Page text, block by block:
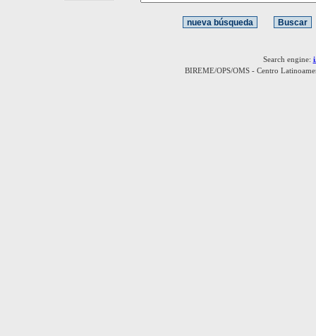
Search engine:
BIREME/OPS/OMS - Centro